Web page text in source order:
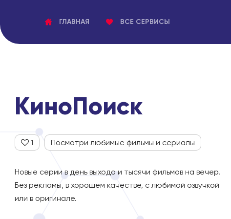
ГЛАВНАЯ ВСЕ СЕРВИСЫ
КиноПоиск
1 Посмотри любимые фильмы и сериалы
Новые серии в день выхода и тысячи фильмов на вечер.
Без рекламы, в хорошем качестве, с любимой озвучкой
или в оригинале.